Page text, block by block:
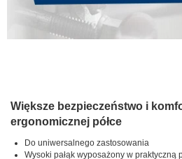
Większe bezpieczeństwo i
ergonomicznej półce
Do uniwersalnego zastosowania
Wysoki pałąk wyposażony w praktyczną